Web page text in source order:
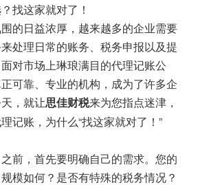
找这家就对了！
的日益浓厚，越来越多的企业需要
处理日常的账务、税务申报以及提
对市场上琳琅满目的代理记账公
可靠、专业的机构，成为了许多企
，就让思佳财税来为您指点迷津，
记账，为什么“找这家就对了！”
前，首先要明确自己的需求。您的
模如何？是否有特殊的税务情况？